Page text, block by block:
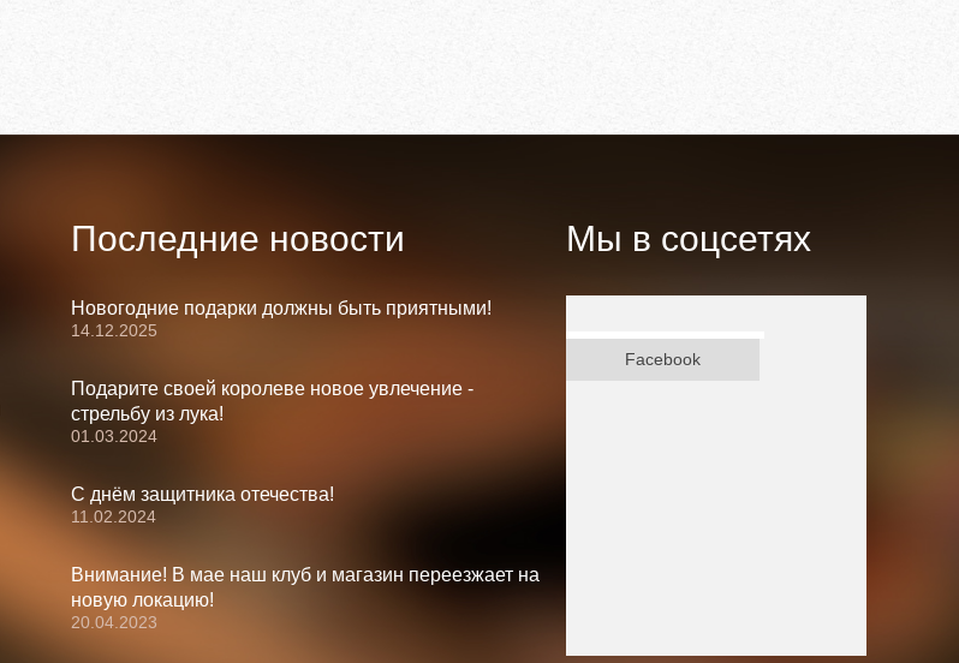
Последние новости
Новогодние подарки должны быть приятными!
14.12.2025
Подарите своей королеве новое увлечение -
стрельбу из лука!
01.03.2024
С днём защитника отечества!
11.02.2024
Внимание! В мае наш клуб и магазин переезжает на
новую локацию!
20.04.2023
Мы в соцсетях
Facebook